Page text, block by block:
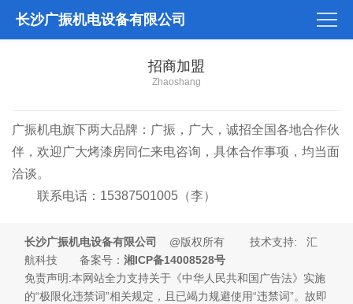
长沙广振机电设备有限公司
招商加盟
Zhaoshang
广振机电旗下两大品牌：广振，广大，诚招全国各地合作伙
伴，欢迎广大烤漆房同仁来电咨询，具体合作事项，均当面
洽谈。
联系电话：15387501005（李）
长沙广振机电设备有限公司
@版权所有 技术支持: 汇
航科技 备案号：湘ICP备14008528号
免责声明:本网站全力支持关于《中华人民共和国广告法》实施
的“极限化违禁词”相关规定，且已竭力规避使用“违禁词”。故即